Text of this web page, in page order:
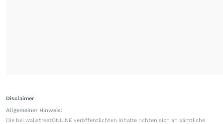
Disclaimer
Allgemeiner Hinweis:
Die bei wallstreetONLINE veröffentlichten Inhalte richten sich an sämtliche